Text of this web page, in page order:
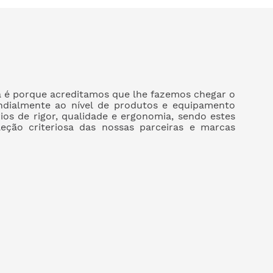
é porque acreditamos que lhe fazemos chegar o
ao nível de produtos e equipamento
de rigor, qualidade e ergonomia, sendo estes
criteriosa das nossas parceiras e marcas